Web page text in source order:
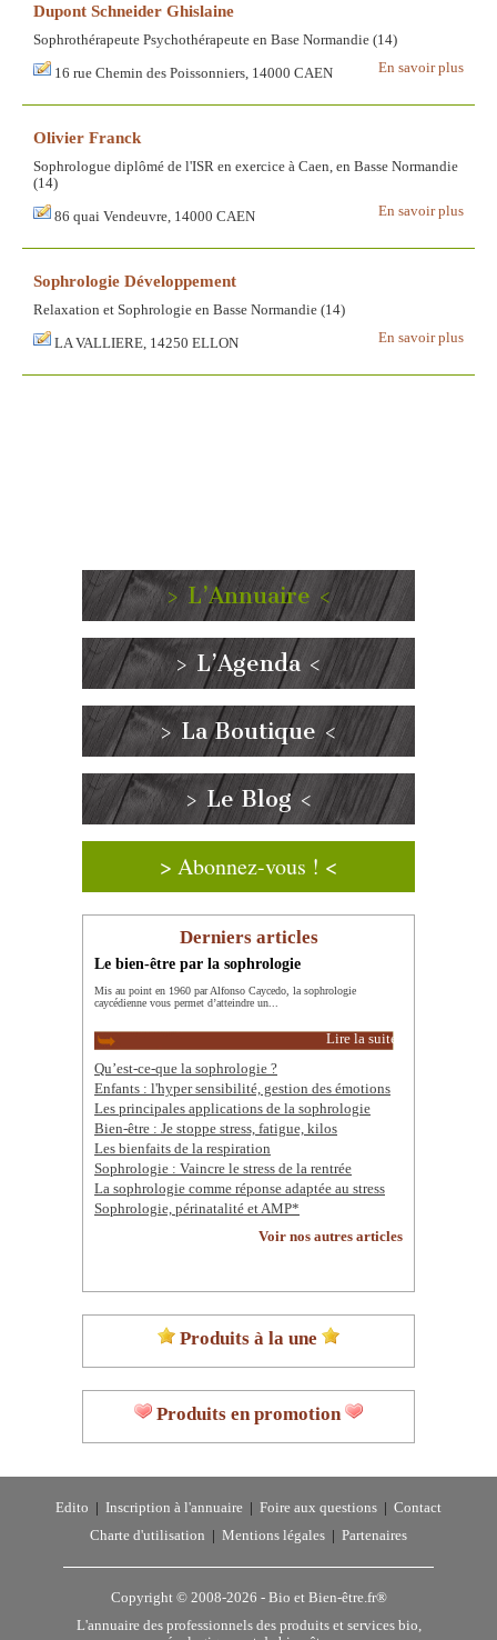
Dupont Schneider Ghislaine
Sophrothérapeute Psychothérapeute en Base Normandie (14)
En savoir plus
16 rue Chemin des Poissonniers, 14000 CAEN
Olivier Franck
Sophrologue diplômé de l'ISR en exercice à Caen, en Basse Normandie
(14)
En savoir plus
86 quai Vendeuvre, 14000 CAEN
Sophrologie Développement
Relaxation et Sophrologie en Basse Normandie (14)
En savoir plus
LA VALLIERE, 14250 ELLON
> L’Annuaire <
> L’Agenda <
> La Boutique <
> Le Blog <
> Abonnez-vous ! <
Derniers articles
Le bien-être par la sophrologie
Mis au point en 1960 par Alfonso Caycedo, la sophrologie
caycédienne vous permet d’atteindre un...
Lire la suite
Qu’est-ce-que la sophrologie ?
Enfants : l'hyper sensibilité, gestion des émotions
Les principales applications de la sophrologie
Bien-être : Je stoppe stress, fatigue, kilos
Les bienfaits de la respiration
Sophrologie : Vaincre le stress de la rentrée
La sophrologie comme réponse adaptée au stress
Sophrologie, périnatalité et AMP*
Voir nos autres articles
Produits à la une
Produits en promotion
Edito Inscription à l'annuaire Foire aux questions
Contact
Charte d'utilisation
Mentions légales Partenaires
Copyright © 2008-2026 - Bio et Bien-être.fr®
L'annuaire des professionnels des produits et services bio,